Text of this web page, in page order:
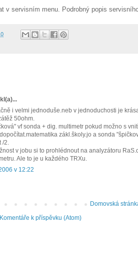
v servisním menu. Podrobný popis
i velmi jednoduše.neb v jednoduchosti je
50ohm.
vf sonda + dig. multimetr pokud možno s
zákl.školy.jo a sonda
/2.
v jobu si to prohlédnout na analyzátoru
Ale to je u každého TRXu.
v 12:22
Domovská
Komentáře k příspěvku (Atom)